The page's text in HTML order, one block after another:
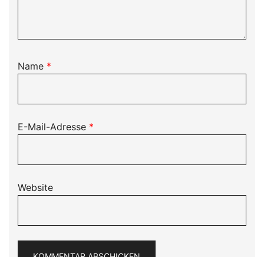
Name *
E-Mail-Adresse *
Website